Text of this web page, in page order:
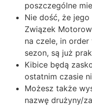
poszczególne
Nie dość, że
Związek
na czele, in
sezon, są już
Kibice będą
ostatnim czasie
Możesz także
nazwę drużyny/